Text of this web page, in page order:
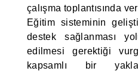
çalışma toplantısında
Eğitim sisteminin
destek sağlanması
edilmesi gerektiği
kapsamlı bir